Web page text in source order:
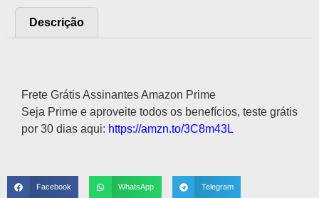
Descrição
Frete Grátis Assinantes Amazon Prime
Seja Prime e aproveite todos os benefícios, teste grátis
por 30 dias aqui: https://amzn.to/3C8m43L
Facebook WhatsApp Telegram